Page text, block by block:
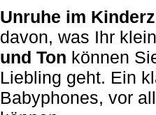
Unruhe im
davon, was Ihr
und Ton können
Liebling geht. Ein
Babyphones, vor